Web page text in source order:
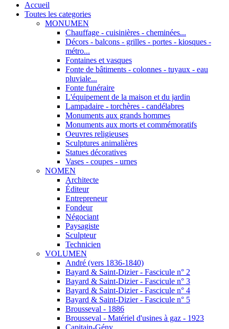
Accueil
Toutes les categories
MONUMEN
Chauffage - cuisinières - cheminées...
Décors - balcons - grilles - portes - kiosques -
métro...
Fontaines et vasques
Fonte de bâtiments - colonnes - tuyaux - eau
pluviale...
Fonte funéraire
L'équipement de la maison et du jardin
Lampadaire - torchères - candélabres
Monuments aux grands hommes
Monuments aux morts et commémoratifs
Oeuvres religieuses
Sculptures animalières
Statues décoratives
Vases - coupes - urnes
NOMEN
Architecte
Éditeur
Entrepreneur
Fondeur
Négociant
Paysagiste
Sculpteur
Technicien
VOLUMEN
André (vers 1836-1840)
Bayard & Saint-Dizier - Fascicule n° 2
Bayard & Saint-Dizier - Fascicule n° 3
Bayard & Saint-Dizier - Fascicule n° 4
Bayard & Saint-Dizier - Fascicule n° 5
Brousseval - 1886
Brousseval - Matériel d'usines à gaz - 1923